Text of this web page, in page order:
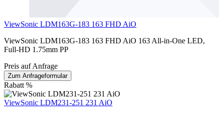
ViewSonic LDM163G-183 163 FHD AiO
ViewSonic LDM163G-183 163 FHD AiO 163 All-in-One LED,
Full-HD 1.75mm PP
Preis auf Anfrage
Zum Anfrageformular
Rabatt %
ViewSonic LDM231-251 231 AiO